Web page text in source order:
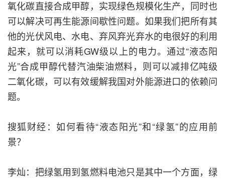
氧化碳直接合成甲醇，实现绿色规模化生产，同时也
可以解决可再生能源间歇性问题。如果我们把所有其
他的光伏风电、水电、弃风弃光弃水的电很好的利用
起来，就可以消耗GW级以上的电力。通过“液态阳
光”合成甲醇代替汽油柴油燃料，则可以减排亿吨级
二氧化碳，可以有效缓解我国对外能源进口的依赖问
题。
搜狐财经：如何看待“液态阳光”和“绿氢”的应用前
景？
李灿：把绿氢用到氢燃料电池只是其中一个方面，绿